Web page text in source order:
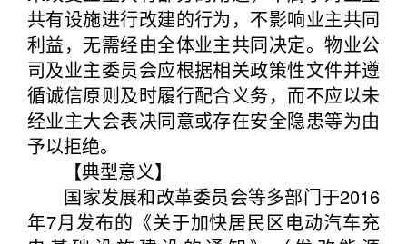
共有设施进行改建的行为，不影响业主共同
利益，无需经由全体业主共同决定。物业公
司及业主委员会应根据相关政策性文件并遵
循诚信原则及时履行配合义务，而不应以未
经业主大会表决同意或存在安全隐患等为由
予以拒绝。
【典型意义】
国家发展和改革委员会等多部门于2016
年7月发布的《关于加快居民区电动汽车充